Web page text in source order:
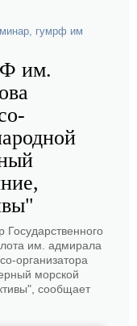
, гумрф им
им.
им. адмирала
организатора
морской
сообщает